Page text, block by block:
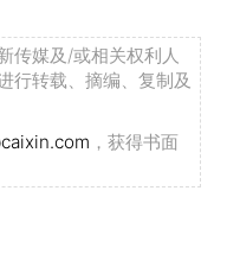
传媒及/或相关权利人
行转载、摘编、复制及
，获得书面